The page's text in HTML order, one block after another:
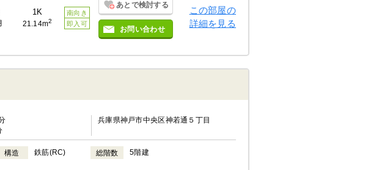
1K
21.14m2
南向き
即入可
あとで検討する
お問い合わせ
この部屋の
詳細を見る
兵庫県神戸市中央区神若通５丁目
構造 鉄筋(RC) 総階数 5階建